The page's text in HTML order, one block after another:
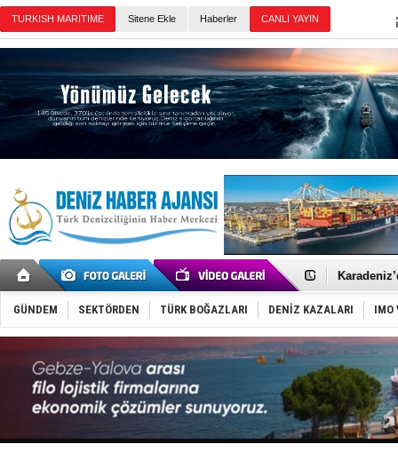
Sitene Ekle Haberler
Yakıt
Tatil
Rusya,
Enejota
Denizcilik
‘14.
Taksi
TÜRKLİM
SOCAR da
GÜNDEM SEKTÖRDEN TÜRK BOĞAZLARI DENİZ KAZALARI IMO